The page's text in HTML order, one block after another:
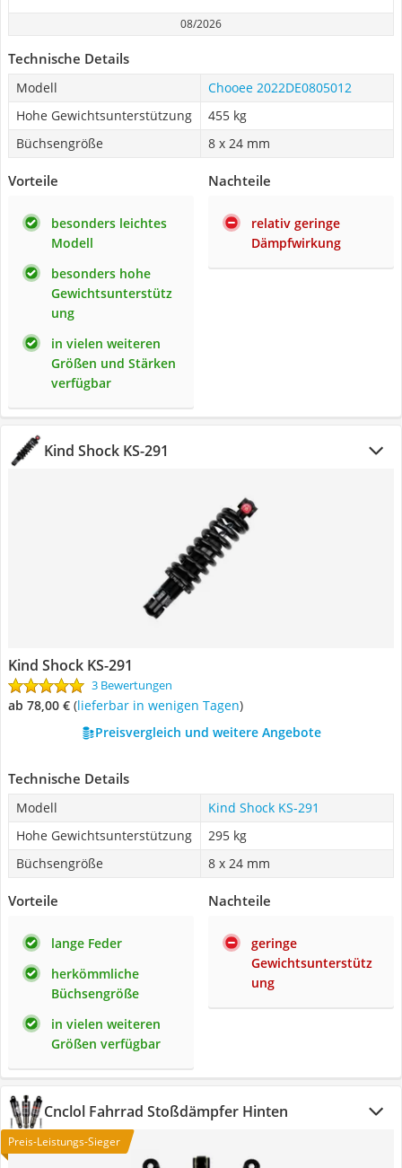
08/2026
Technische Details
Modell
Chooee 2022DE0805012
Hohe Gewichtsunterstützung
455 kg
Büchsengröße
8 x 24 mm
Vorteile
besonders leichtes
Modell
besonders hohe
Gewichtsunterstütz
ung
in vielen weiteren
Größen und Stärken
verfügbar
Nachteile
relativ geringe
Dämpfwirkung
Kind Shock KS-291
Kind Shock KS-291
3 Bewertungen
ab 78,00 € ( Lieferbar in wenigen Tagen)
Preisvergleich und weitere Angebote
Technische Details
Modell
Kind Shock KS-291
Hohe Gewichtsunterstützung
295 kg
Büchsengröße
8 x 24 mm
Vorteile
lange Feder
herkömmliche
Büchsengröße
in vielen weiteren
Größen verfügbar
Nachteile
geringe
Gewichtsunterstütz
ung
Cnclol Fahrrad Stoßdämpfer Hinten
Preis-Leistungs-Sieger